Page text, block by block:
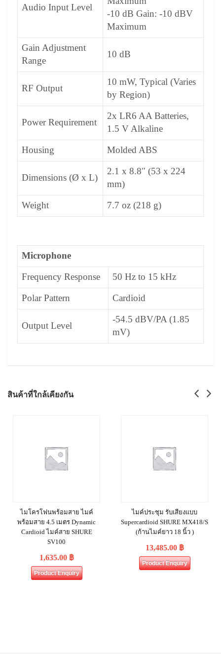
Audio Input Level
-10 dB Gain: -10 dBV
Maximum
Gain Adjustment
Range
10 dB
RF Output
10 mW, Typical (Varies
by Region)
Power Requirement
2x LR6 AA Batteries,
1.5 V Alkaline
Housing Molded ABS
Dimensions (Ø x L)
2.1 x 8.8″ (53 x 224
mm)
Weight 7.7 oz (218 g)
Microphone
Frequency Response 50 Hz to 15 kHz
Polar Pattern Cardioid
Output Level
-54.5 dBV/PA (1.85
mV)
สินค้าที่ใกล้เคียงกัน
ไมโครโฟนพร้อมสาย ไมค์
พร้อมสาย 4.5 เมตร Dynamic
Cardioid ไมค์สาย SHURE
SV100
1,635.00 ฿
Product Enquiry
ไมค์ประชุม รับเสียงแบบ
Supercardioid SHURE MX418/S
(ก้านไมค์ยาว 18 นิ้ว )
13,485.00 ฿
Product Enquiry